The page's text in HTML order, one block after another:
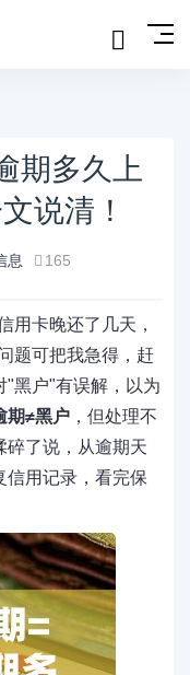
期多久上
说清！
息 165
用卡晚还了几天，
题可把我急得，赶
"黑户"有误解，以为
期≠黑户 ，但处理不
碎了说，从逾期天
信用记录，看完保